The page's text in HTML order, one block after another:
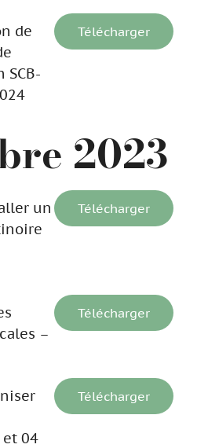
de
Télécharger
2023
un
Télécharger
–
Télécharger
04
Télécharger